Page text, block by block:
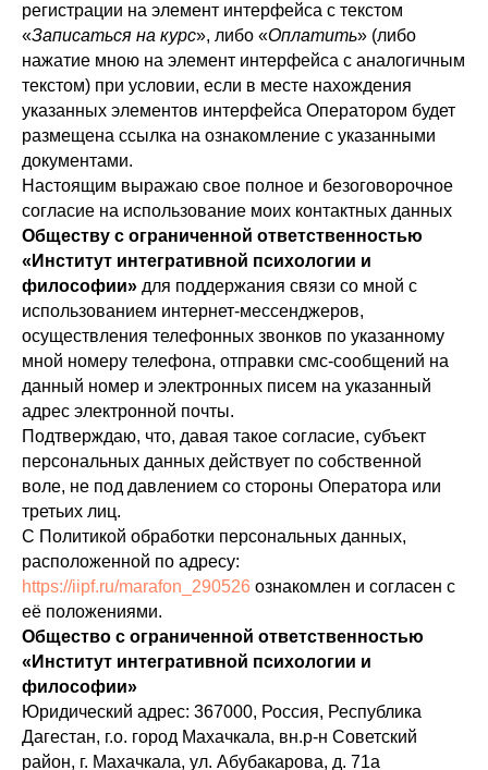
регистрации на элемент интерфейса с текстом
«Записаться на курс», либо «Оплатить» (либо
нажатие мною на элемент интерфейса с аналогичным
текстом) при условии, если в месте нахождения
указанных элементов интерфейса Оператором будет
размещена ссылка на ознакомление с указанными
документами.
Настоящим выражаю свое полное и безоговорочное
согласие на использование моих контактных данных
Обществу с ограниченной ответственностью
«Институт интегративной психологии и
философии» для поддержания связи со мной с
использованием интернет-мессенджеров,
осуществления телефонных звонков по указанному
мной номеру телефона, отправки смс-сообщений на
данный номер и электронных писем на указанный
адрес электронной почты.
Подтверждаю, что, давая такое согласие, субъект
персональных данных действует по собственной
воле, не под давлением со стороны Оператора или
третьих лиц.
С Политикой обработки персональных данных,
расположенной по адресу:
https://iipf.ru/marafon_290526 ознакомлен и согласен с
её положениями.
Общество с ограниченной ответственностью
«Институт интегративной психологии и
философии»
Юридический адрес: 367000, Россия, Республика
Дагестан, г.о. город Махачкала, вн.р-н Советский
район, г. Махачкала, ул. Абубакарова, д. 71а